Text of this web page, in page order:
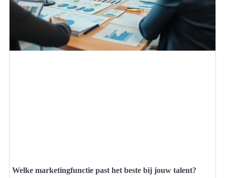
Welke marketingfunctie past het beste bij jouw talent?